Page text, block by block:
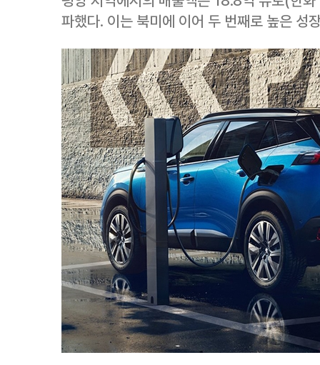
파했다. 이는 북미에 이어 두 번째로 높은 성